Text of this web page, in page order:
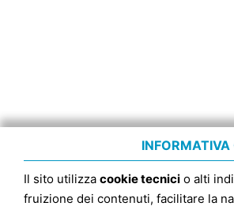
INFORMATIVA
Il sito utilizza cookie tecnici o alti
fruizione dei contenuti, facilitare la